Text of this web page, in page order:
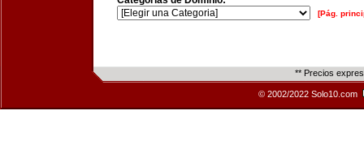
[Pág.
** Precios
© 2002/2022 Solo10.com